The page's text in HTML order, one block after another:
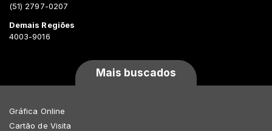
(51) 2797-0207
Demais Regiões
4003-9016
Mais buscados
Gráfica Online
Cartão de Visita